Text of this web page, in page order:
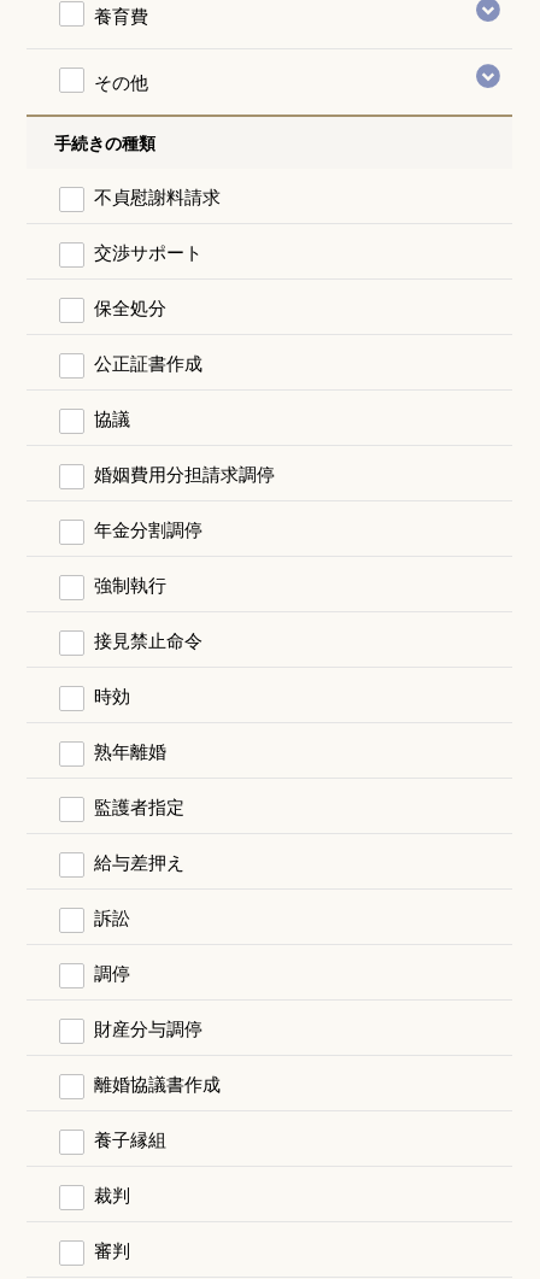
養育費
その他
手続きの種類
不貞慰謝料請求
交渉サポート
保全処分
公正証書作成
協議
婚姻費用分担請求調停
年金分割調停
強制執行
接見禁止命令
時効
熟年離婚
監護者指定
給与差押え
訴訟
調停
財産分与調停
離婚協議書作成
養子縁組
裁判
審判